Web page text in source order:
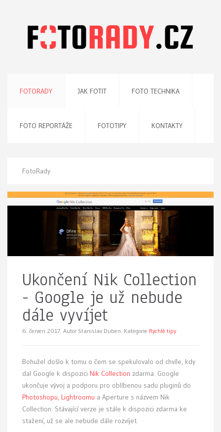
FOTORADY JAK FOTIT FOTO TECHNIKA
FOTO REPORTÁŽE FOTOTIPY KONTAKTY
FotoRady
Ukončení Nik Collection
- Google je už nebude
dále vyvíjet
6. červen 2017. Autor Stanislav Duben. Kategorie Rychlé tipy
Bohužel došlo k tomu o čem se spekulovalo od chvíle, kdy
dal Google k dispozici Nik Collection zdarma. Google
ukončuje vývoj a podporu pro oblíbenou sadu pluginů do
Photoshopu, Lightroomu a Aperture s názvem Nik
Collection. Stávající verze je stále k dispozici zdarma ke
stažení, už se ale nebude dále rozvíjet.